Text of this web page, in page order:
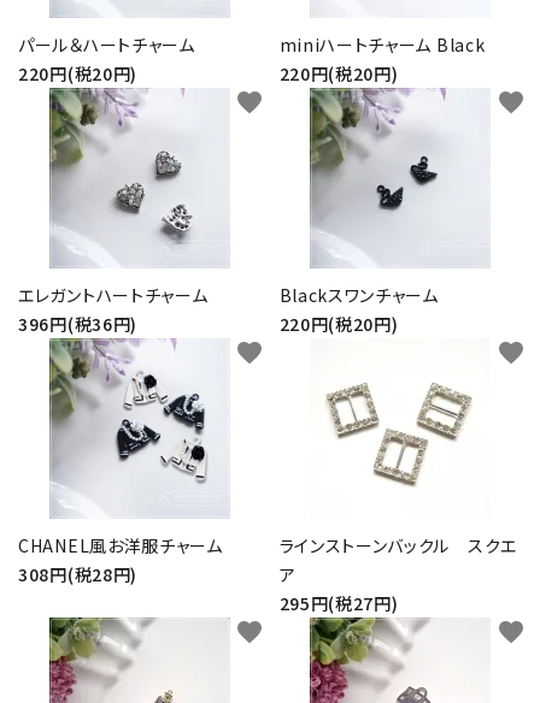
パール＆ハートチャーム
220円(税20円)
miniハートチャーム Black
220円(税20円)
エレガントハートチャーム
396円(税36円)
favorite
Blackスワンチャーム
220円(税20円)
favorite
CHANEL風お洋服チャーム
308円(税28円)
favorite
ラインストーンバックル スクエ
ア
295円(税27円)
favorite
favorite favorite